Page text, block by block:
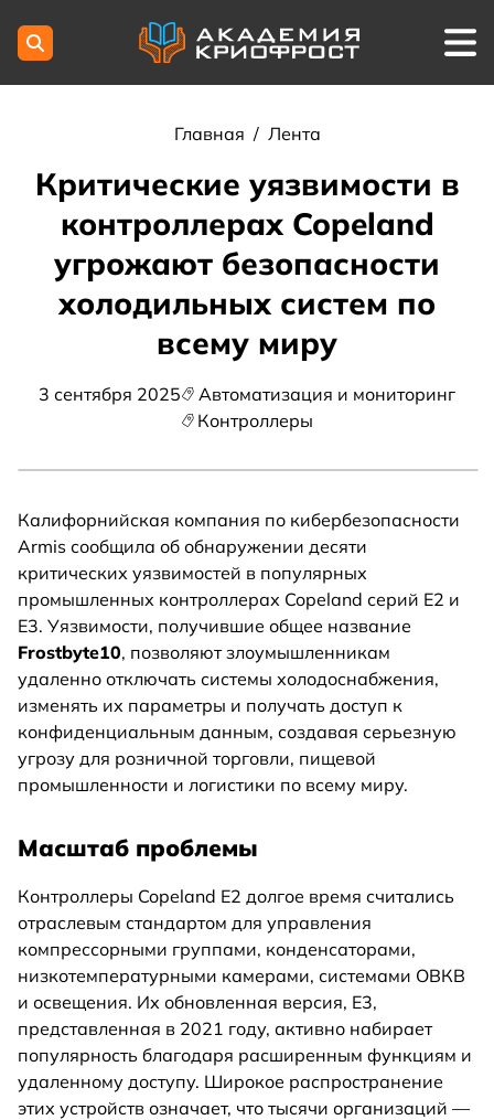
Главная / Лента
Критические уязвимости в
контроллерах Copeland
угрожают безопасности
холодильных систем по
всему миру
3 сентября 2025
Автоматизация и мониторинг
Контроллеры
Калифорнийская компания по кибербезопасности
Armis сообщила об обнаружении десяти
критических уязвимостей в популярных
промышленных контроллерах Copeland серий E2 и
E3. Уязвимости, получившие общее название
Frostbyte10, позволяют злоумышленникам
удаленно отключать системы холодоснабжения,
изменять их параметры и получать доступ к
конфиденциальным данным, создавая серьезную
угрозу для розничной торговли, пищевой
промышленности и логистики по всему миру.
Масштаб проблемы
Контроллеры Copeland E2 долгое время считались
отраслевым стандартом для управления
компрессорными группами, конденсаторами,
низкотемпературными камерами, системами ОВКВ
и освещения. Их обновленная версия, E3,
представленная в 2021 году, активно набирает
популярность благодаря расширенным функциям и
удаленному доступу. Широкое распространение
этих устройств означает, что тысячи организаций —